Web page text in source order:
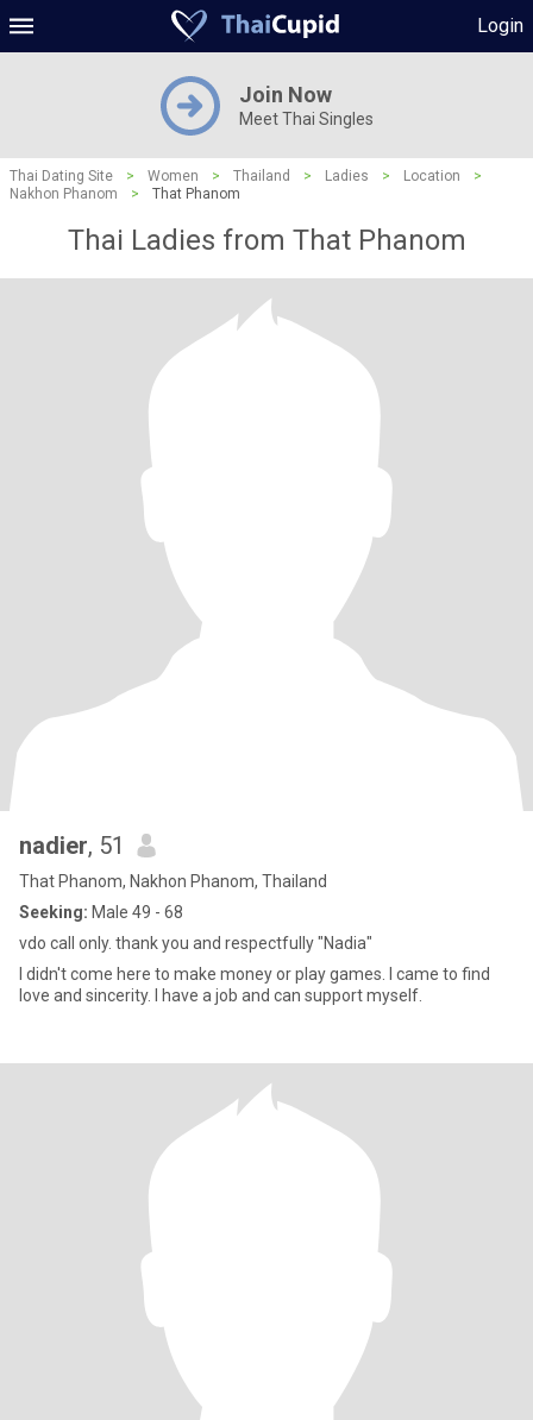
Login
Join Now
Meet Thai Singles
Thai Dating Site > Women > Thailand > Ladies > Location
>
Nakhon Phanom
> That Phanom
Thai Ladies from That Phanom
nadier, 51
That Phanom, Nakhon Phanom, Thailand
Seeking: Male 49 - 68
vdo call only. thank you and respectfully "Nadia"
I didn't come here to make money or play games. I came to find
love and sincerity. I have a job and can support myself.